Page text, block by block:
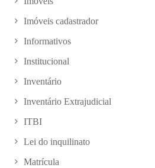
Imóveis cadastrador
Informativos
Institucional
Inventário
Inventário Extrajudicial
ITBI
Lei do inquilinato
Matrícula